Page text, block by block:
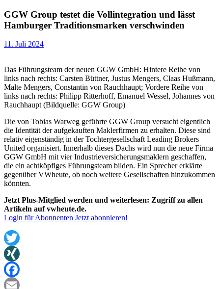
GGW Group testet die Vollintegration und lässt
Hamburger Traditionsmarken verschwinden
11. Juli 2024
Das Führungsteam der neuen GGW GmbH: Hintere Reihe von
links nach rechts: Carsten Büttner, Justus Mengers, Claas Hußmann,
Malte Mengers, Constantin von Rauchhaupt; Vordere Reihe von
links nach rechts: Philipp Ritterhoff, Emanuel Wessel, Johannes von
Rauchhaupt (Bildquelle: GGW Group)
Die von Tobias Warweg geführte GGW Group versucht eigentlich
die Identität der aufgekauften Maklerfirmen zu erhalten. Diese sind
relativ eigenständig in der Tochtergesellschaft Leading Brokers
United organisiert. Innerhalb dieses Dachs wird nun die neue Firma
GGW GmbH mit vier Industrieversicherungsmaklern geschaffen,
die ein achtköpfiges Führungsteam bilden. Ein Sprecher erklärte
gegenüber VWheute, ob noch weitere Gesellschaften hinzukommen
könnten.
Jetzt Plus-Mitglied werden und weiterlesen: Zugriff zu allen
Artikeln auf vwheute.de.
Login für Abonnenten Jetzt abonnieren!
Twitter
XING
Facebook